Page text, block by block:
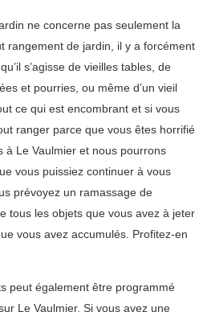
ne concerne pas seulement la
rangement de jardin, il y a forcément
s’agisse de vieilles tables, de
et pourries, ou même d’un vieil
ce qui est encombrant et si vous
ranger parce que vous êtes horrifié
à Le Vaulmier et nous pourrons
vous puissiez continuer à vous
prévoyez un ramassage de
tous les objets que vous avez à jeter
vous avez accumulés. Profitez-en
peut également être programmé
Le Vaulmier. Si vous avez une